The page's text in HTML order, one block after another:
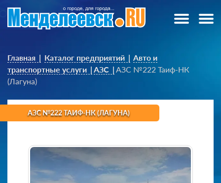
Главная Каталог предприятий
Авто и
транспортные услуги
АЗС
АЗС №222 Таиф-НК
(Лагуна)
АЗС №222 ТАИФ-НК (ЛАГУНА)